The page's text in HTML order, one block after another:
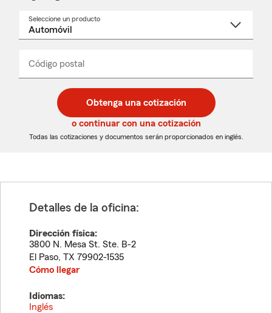
Seleccione un producto
desplegable
Código postal
de
5
dígitos
de
5
dígitos
_____
Obtenga una cotización
o continuar con una cotización
Todas las cotizaciones y documentos serán proporcionados en inglés.
Detalles de la oficina:
Dirección física:
3800 N. Mesa St. Ste. B-2
El Paso, TX 79902-1535
Cómo llegar
Idiomas:
Inglés